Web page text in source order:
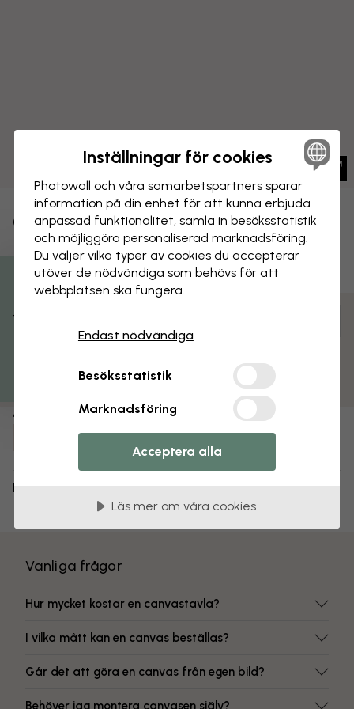
Menageri - Melchior
D'Hondecoeter
CANVASTAVLA Spara
Färdigmonterad och klar att hängas upp
Färgbeständiga tryck
Artikelnummer:
Leverans och returer
Vanliga frågor
Hur mycket kostar en canvastavla?
I vilka mått kan en canvas beställas?
Går det att göra en canvas från egen bild?
Behöver jag montera canvasen själv?
Få 15% rabatt
Inställningar för cookies
Photowall och våra samarbets­partners sparar
information på din enhet för att kunna erbjuda
anpassad funktionalitet, samla in besöks­statistik
och möjliggöra personaliserad marknads­föring.
Du väljer vilka typer av cookies du accepterar
utöver de nödvändiga som behövs för att
webbplatsen ska fungera.
Endast nödvändiga
Besöksstatistik
Marknadsföring
Acceptera alla
Läs mer om våra cookies